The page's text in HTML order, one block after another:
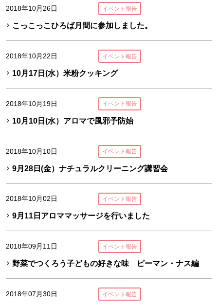
2018年10月26日 イベント報告
こっこっこひろば月間に参加しました。
2018年10月22日 イベント報告
10月17日(水）米粉クッキング
2018年10月19日 イベント報告
10月10日(水）アロマで風邪予防始
2018年10月10日 イベント報告
9月28日(金）ナチュラルクリーニング講習会
2018年10月02日 イベント報告
9月11日アロママッサージを行いました
2018年09月11日 イベント報告
野菜でつくろう子どもの好きな味 ピーマン・ナス編
2018年07月30日 イベント報告